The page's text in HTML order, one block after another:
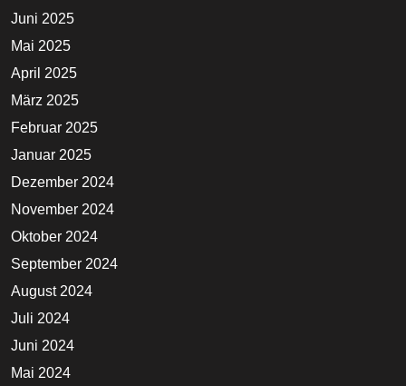
Juni 2025
Mai 2025
April 2025
März 2025
Februar 2025
Januar 2025
Dezember 2024
November 2024
Oktober 2024
September 2024
August 2024
Juli 2024
Juni 2024
Mai 2024